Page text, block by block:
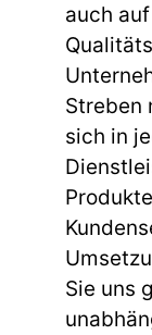
auch
Streben
sich in
Sie uns